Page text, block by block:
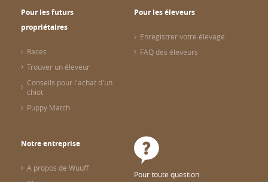
Pour les futurs
propriétaires
Races
Trouver un éleveur
Conseils pour l'achat d'un
chiot
Puppy Match
Pour les éleveurs
Enregistrer votre élevage
FAQ des éleveurs
Notre entreprise
A propos de Wuuff
Pour toute question